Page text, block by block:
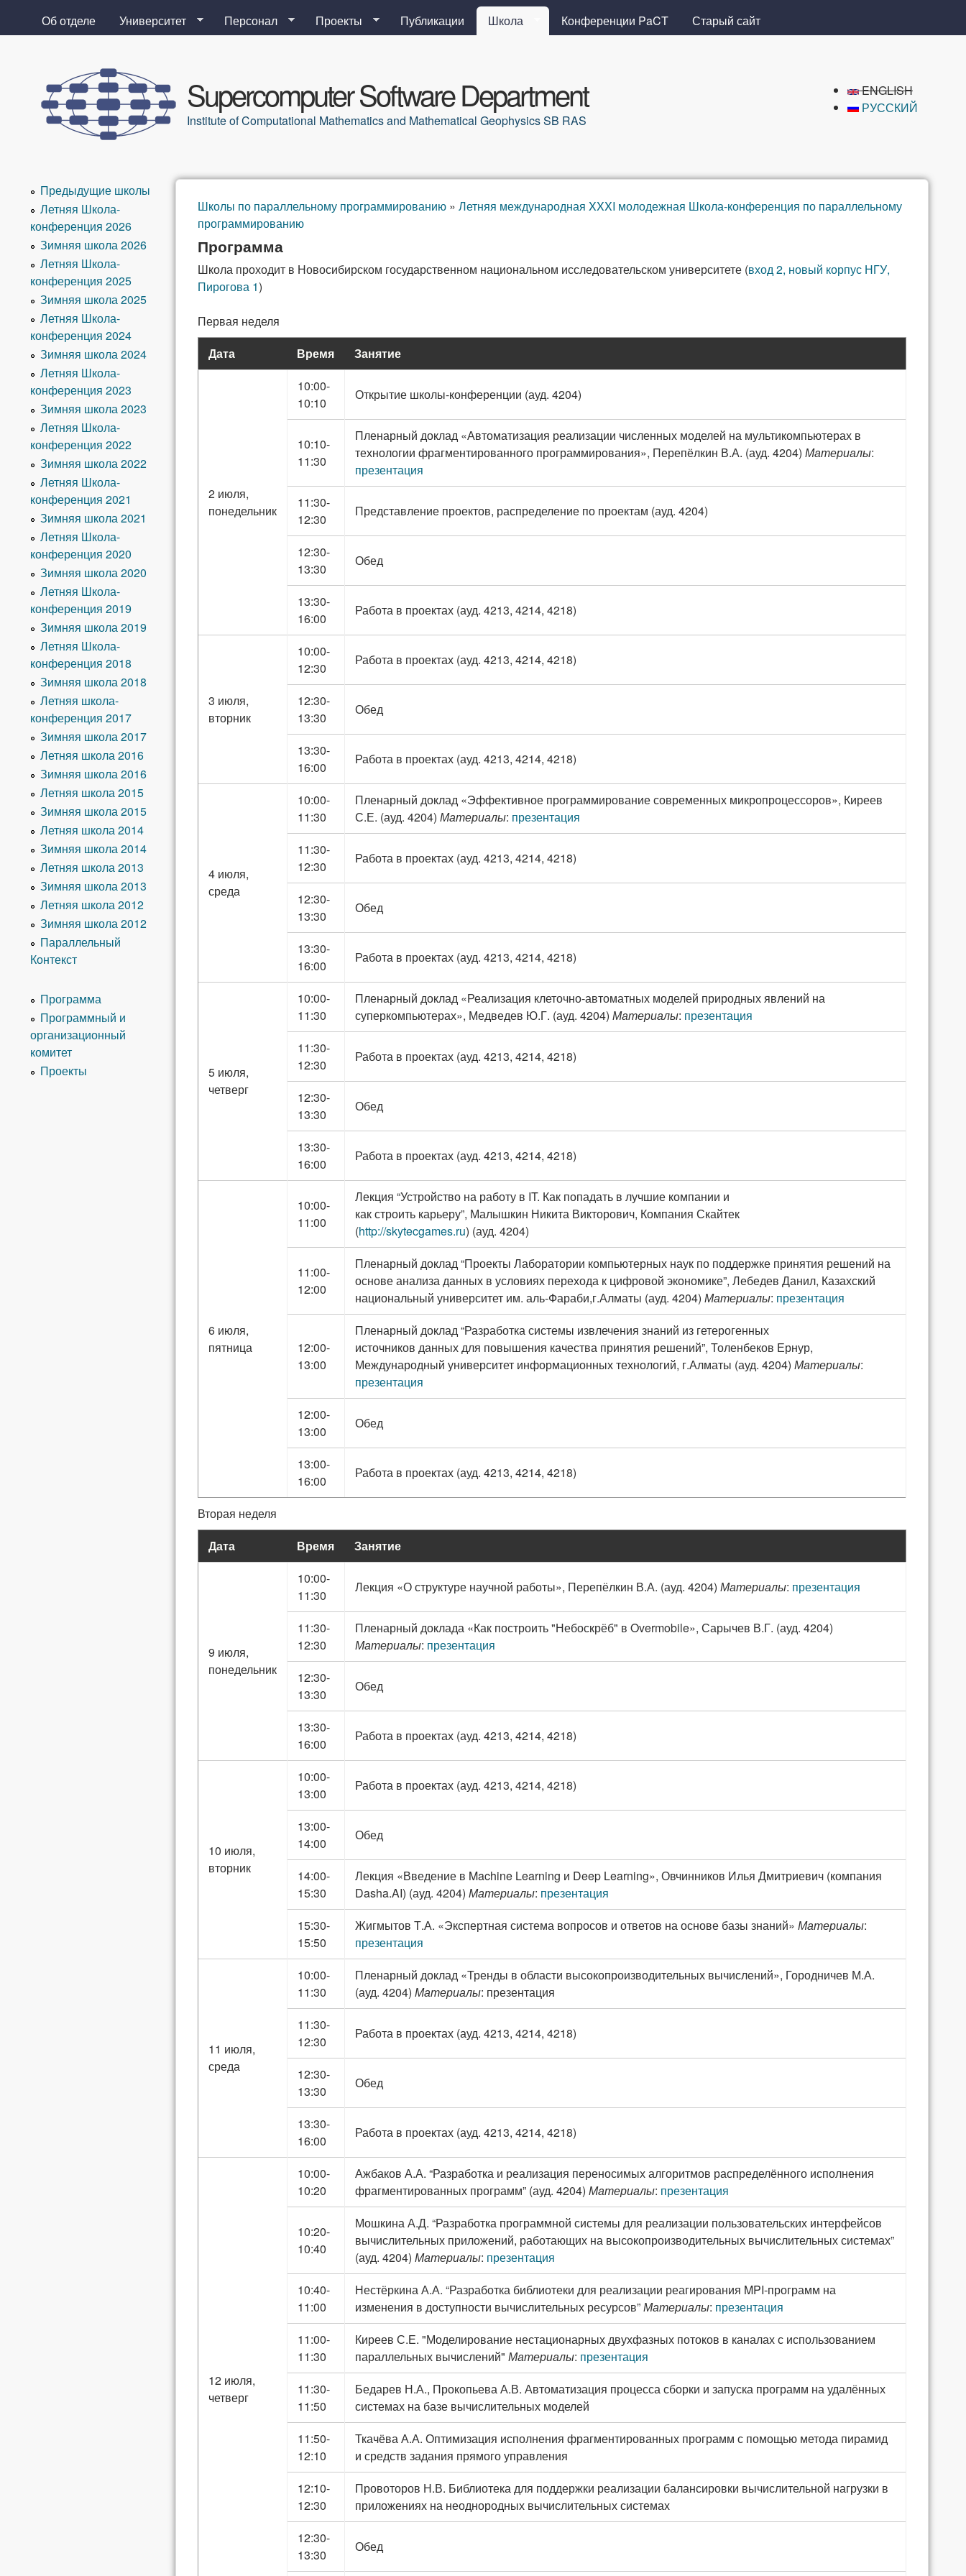
Перейти к основному
содержанию
Об отделе Университет Персонал Проекты Публикации Школа Конференции PaCT Старый сайт
Supercomputer Software Department
Institute of Computational Mathematics and Mathematical Geophysics SB RAS
ENGLISH
РУССКИЙ
Вы здесь
Школы по параллельному программированию » Летняя международная XXXI молодежная Школа-конференция по параллельному
программированию
Программа
Школа проходит в Новосибирском государственном национальном исследовательском университете (вход 2, новый корпус НГУ,
Пирогова 1)
Первая неделя
Дата
Время Занятие
2 июля,
понедельник
10:00-
10:10
Открытие школы-конференции (ауд. 4204)
10:10-
11:30
Пленарный доклад «Автоматизация реализации численных моделей на мультикомпьютерах в
технологии фрагментированного программирования», Перепёлкин В.А. (ауд. 4204) Материалы:
презентация
11:30-
12:30
Представление проектов, распределение по проектам (ауд. 4204)
12:30-
13:30
Обед
13:30-
16:00
Работа в проектах (ауд. 4213, 4214, 4218)
3 июля,
вторник
10:00-
12:30
Работа в проектах (ауд. 4213, 4214, 4218)
12:30-
13:30
Обед
13:30-
16:00
Работа в проектах (ауд. 4213, 4214, 4218)
4 июля,
среда
10:00-
11:30
Пленарный доклад «Эффективное программирование современных микропроцессоров», Киреев
С.Е. (ауд. 4204) Материалы: презентация
11:30-
12:30
Работа в проектах (ауд. 4213, 4214, 4218)
12:30-
13:30
Обед
13:30-
16:00
Работа в проектах (ауд. 4213, 4214, 4218)
5 июля,
четверг
10:00-
11:30
Пленарный доклад «Реализация клеточно-автоматных моделей природных явлений на
суперкомпьютерах», Медведев Ю.Г. (ауд. 4204) Материалы: презентация
11:30-
12:30
Работа в проектах (ауд. 4213, 4214, 4218)
12:30-
13:30
Обед
13:30-
16:00
Работа в проектах (ауд. 4213, 4214, 4218)
6 июля,
пятница
10:00-
11:00
Лекция “Устройство на работу в IT. Как попадать в лучшие компании и
как строить карьеру”, Малышкин Никита Викторович, Компания Скайтек
(http://skytecgames.ru) (ауд. 4204)
11:00-
12:00
Пленарный доклад “Проекты Лаборатории компьютерных наук по поддержке принятия решений на
основе анализа данных в условиях перехода к цифровой экономике”, Лебедев Данил, Казахский
национальный университет им. аль-Фараби,г.Алматы (ауд. 4204) Материалы: презентация
12:00-
13:00
Пленарный доклад “Разработка системы извлечения знаний из гетерогенных
источников данных для повышения качества принятия решений”, Толенбеков Ернур,
Международный университет информационных технологий, г.Алматы (ауд. 4204) Материалы:
презентация
12:00-
13:00
Обед
13:00-
16:00
Работа в проектах (ауд. 4213, 4214, 4218)
Вторая неделя
Дата
Время Занятие
9 июля,
понедельник
10:00-
11:30
Лекция «О структуре научной работы», Перепёлкин В.А. (ауд. 4204) Материалы: презентация
11:30-
12:30
Пленарный доклада «Как построить "Небоскрёб" в Overmobile», Сарычев В.Г. (ауд. 4204)
Материалы: презентация
12:30-
13:30
Обед
13:30-
16:00
Работа в проектах (ауд. 4213, 4214, 4218)
10 июля,
вторник
10:00-
13:00
Работа в проектах (ауд. 4213, 4214, 4218)
13:00-
14:00
Обед
14:00-
15:30
Лекция «Введение в Machine Learning и Deep Learning», Овчинников Илья Дмитриевич (компания
Dasha.AI) (ауд. 4204) Материалы: презентация
15:30-
15:50
Жигмытов Т.А. «Экспертная система вопросов и ответов на основе базы знаний» Материалы:
презентация
11 июля,
среда
10:00-
11:30
Пленарный доклад «Тренды в области высокопроизводительных вычислений», Городничев М.А.
(ауд. 4204) Материалы: презентация
11:30-
12:30
Работа в проектах (ауд. 4213, 4214, 4218)
12:30-
13:30
Обед
13:30-
16:00
Работа в проектах (ауд. 4213, 4214, 4218)
12 июля,
четверг
10:00-
10:20
Ажбаков А.А. “Разработка и реализация переносимых алгоритмов распределённого исполнения
фрагментированных программ” (ауд. 4204) Материалы: презентация
10:20-
10:40
Мошкина А.Д. “Разработка программной системы для реализации пользовательских интерфейсов
вычислительных приложений, работающих на высокопроизводительных вычислительных системах”
(ауд. 4204) Материалы: презентация
10:40-
11:00
Нестёркина А.А. “Разработка библиотеки для реализации реагирования MPI-программ на
изменения в доступности вычислительных ресурсов”Материалы: презентация
11:00-
11:30
Киреев С.Е. "Моделирование нестационарных двухфазных потоков в каналах с использованием
параллельных вычислений" Материалы: презентация
11:30-
11:50
Бедарев Н.А., Прокопьева А.В. Автоматизация процесса сборки и запуска программ на удалённых
системах на базе вычислительных моделей
11:50-
12:10
Ткачёва А.А. Оптимизация исполнения фрагментированных программ с помощью метода пирамид
и средств задания прямого управления
12:10-
12:30
Провоторов Н.В. Библиотека для поддержки реализации балансировки вычислительной нагрузки в
приложениях на неоднородных вычислительных системах
12:30-
13:30
Обед
Предыдущие школы
Летняя Школа-
конференция 2026
Зимняя школа 2026
Летняя Школа-
конференция 2025
Зимняя школа 2025
Летняя Школа-
конференция 2024
Зимняя школа 2024
Летняя Школа-
конференция 2023
Зимняя школа 2023
Летняя Школа-
конференция 2022
Зимняя школа 2022
Летняя Школа-
конференция 2021
Зимняя школа 2021
Летняя Школа-
конференция 2020
Зимняя школа 2020
Летняя Школа-
конференция 2019
Зимняя школа 2019
Летняя Школа-
конференция 2018
Зимняя школа 2018
Летняя школа-
конференция 2017
Зимняя школа 2017
Летняя школа 2016
Зимняя школа 2016
Летняя школа 2015
Зимняя школа 2015
Летняя школа 2014
Зимняя школа 2014
Летняя школа 2013
Зимняя школа 2013
Летняя школа 2012
Зимняя школа 2012
Параллельный
Контекст
Программа
Программный и
организационный
комитет
Проекты